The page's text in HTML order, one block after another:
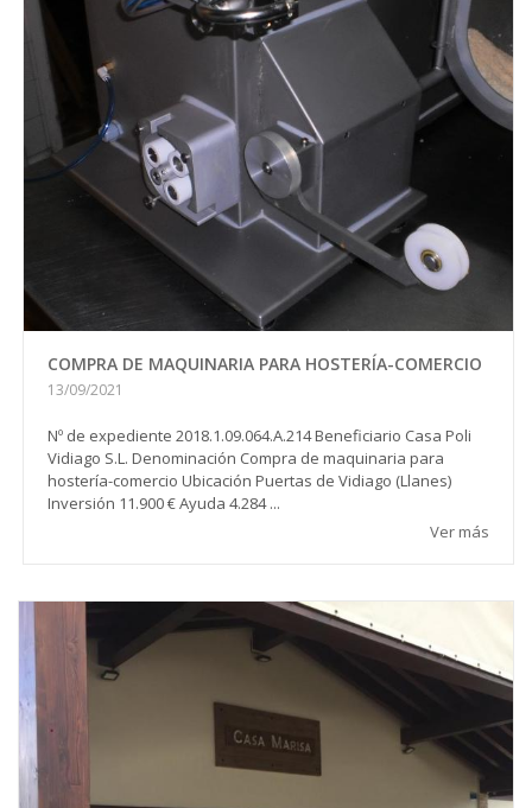
COMPRA DE MAQUINARIA PARA HOSTERÍA-COMERCIO
13/09/2021
Nº de expediente 2018.1.09.064.A.214 Beneficiario Casa Poli
Vidiago S.L. Denominación Compra de maquinaria para
hostería-comercio Ubicación Puertas de Vidiago (Llanes)
Inversión 11.900 € Ayuda 4.284 ...
Ver más